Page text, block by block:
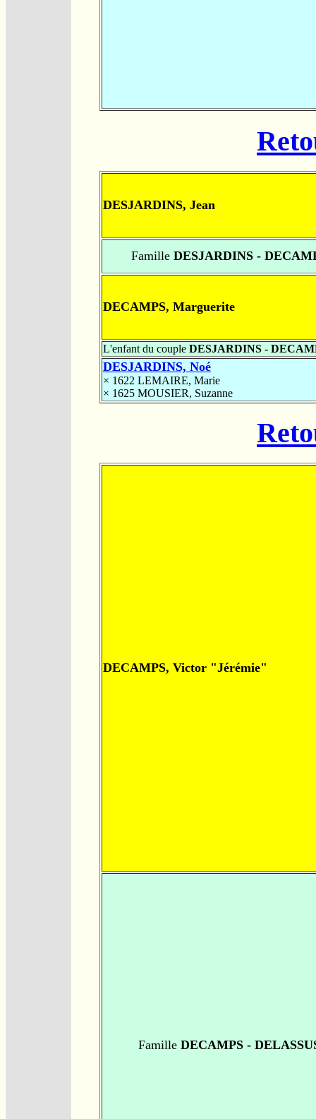
DESJARDINS, Jean
FamilleDESJARDINS -
DECAMPS, Marguerite
L'enfant du couple DESJARDINS -
DESJARDINS, Noé
× 1622 LEMAIRE, Marie
× 1625 MOUSIER, Suzanne
DECAMPS, Victor "Jérémie"
FamilleDECAMPS -